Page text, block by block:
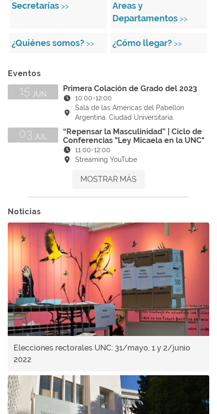
Secretarías >>
Areas y
Departamentos >>
¿Quiénes somos? >> ¿Cómo llegar? >>
Eventos
15 JUN
Primera Colación de Grado del 2023
10:00-12:00
Sala de las Américas del Pabellón
Argentina, Ciudad Universitaria.
03 JUL
“Repensar la Masculinidad” | Ciclo de
Conferencias "Ley Micaela en la UNC"
11:00-12:00
Streaming YouTube
MOSTRAR MÁS
Noticias
Elecciones rectorales UNC: 31/mayo, 1 y 2/junio
2022